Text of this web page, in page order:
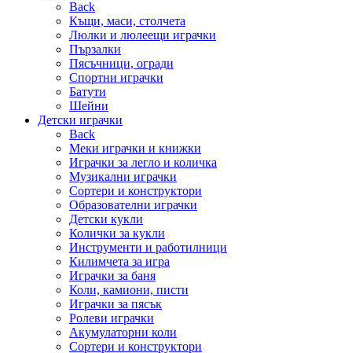
Back
Къщи, маси, столчета
Люлки и люлеещи играчки
Пързалки
Пясъчници, огради
Спортни играчки
Батути
Шейни
Детски играчки
Back
Меки играчки и книжки
Играчки за легло и количка
Музикални играчки
Сортери и конструктори
Образователни играчки
Детски кукли
Колички за кукли
Инструменти и работилници
Килимчета за игра
Играчки за баня
Коли, камиони, писти
Играчки за пясък
Ролеви играчки
Акумулаторни коли
Сортери и конструктори